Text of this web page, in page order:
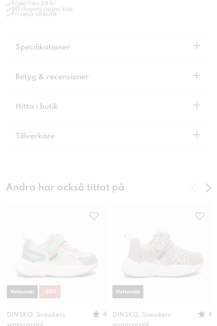
Frakt från 39 kr
60 dagars öppet köp
Fri retur till butik
Specifikationer +
Betyg & recensioner +
Hitta i butik +
Tillverkare +
Andra har också tittat på
DINSKO, Sneakers
4
Vattentät -30%
DINSKO, Sneakers
4
Vattentät